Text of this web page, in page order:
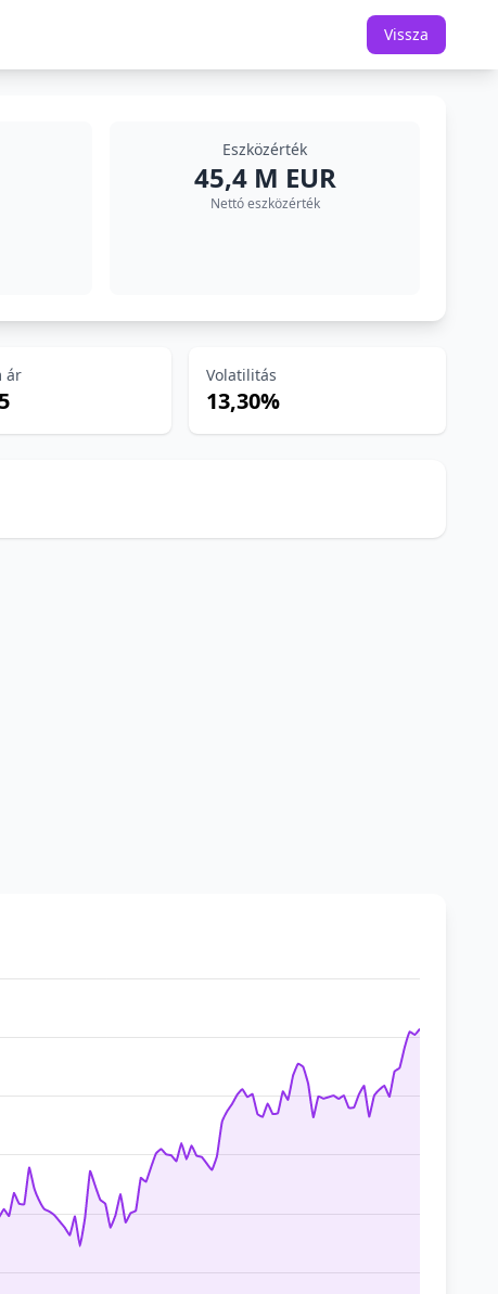
Vissza
Eszközérték
45,4 M EUR
Nettó eszközérték
ár Volatilitás
13,30%